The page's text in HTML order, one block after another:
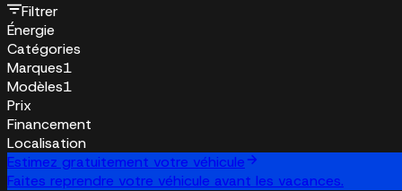
Filtrer
Énergie
Catégories
Marques1
Modèles1
Prix
Financement
Localisation
Estimez gratuitement votre véhicule
Faites reprendre votre véhicule avant les vacances.